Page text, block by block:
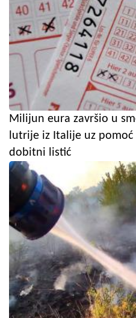
Milijun eura završio u
lutrije iz Italije uz
dobitni listić